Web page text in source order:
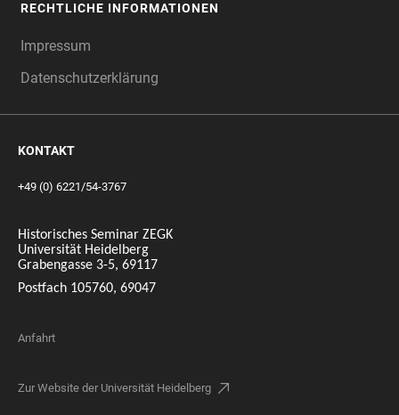
RECHTLICHE INFORMATIONEN
Impressum
Datenschutzerklärung
KONTAKT
+49 (0) 6221/54-3767
Historisches Seminar ZEGK
Universität Heidelberg
Grabengasse 3-5, 69117
Postfach 105760, 69047
Anfahrt
Zur Website der Universität Heidelberg